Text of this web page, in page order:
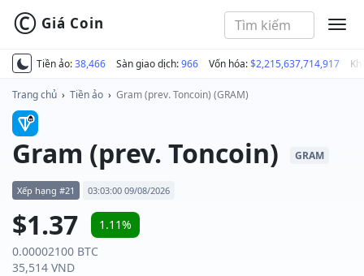
Tiền ảo:38,466 Sàn giao dịch:966 Vốn hóa:$2,215,637,714,917
© Giá Coin
Trang chủ › Tiền ảo › Gram (prev. Toncoin) (GRAM)
Gram (prev. Toncoin) GRAM
Xếp hạng #21 03:03:00 09/08/2026
$1.37
1.11%
0.00002100 BTC
35,514 VND